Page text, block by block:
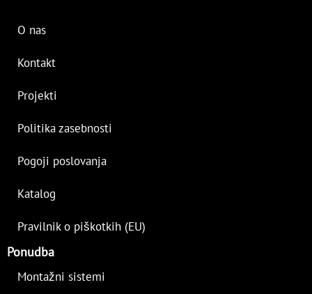
O nas
Kontakt
Projekti
Politika zasebnosti
Pogoji poslovanja
Katalog
Pravilnik o piškotkih (EU)
Ponudba
Montažni sistemi